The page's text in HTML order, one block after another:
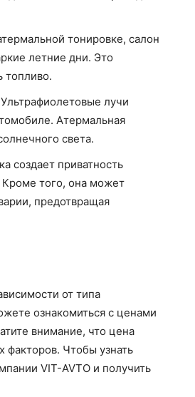
тонировке, салон
летние дни. Это
топливо.
лучи
Атермальная
света.
создает приватность
Кроме того, она может
предотвращая
от типа
ознакомиться с ценами
внимание, что цена
факторов. Чтобы узнать
VIT-AVTO и получить